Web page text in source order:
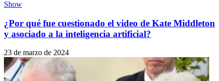
Show
¿Por qué fue cuestionado el video de Kate Middleton
y asociado a la inteligencia artificial?
23 de marzo de 2024